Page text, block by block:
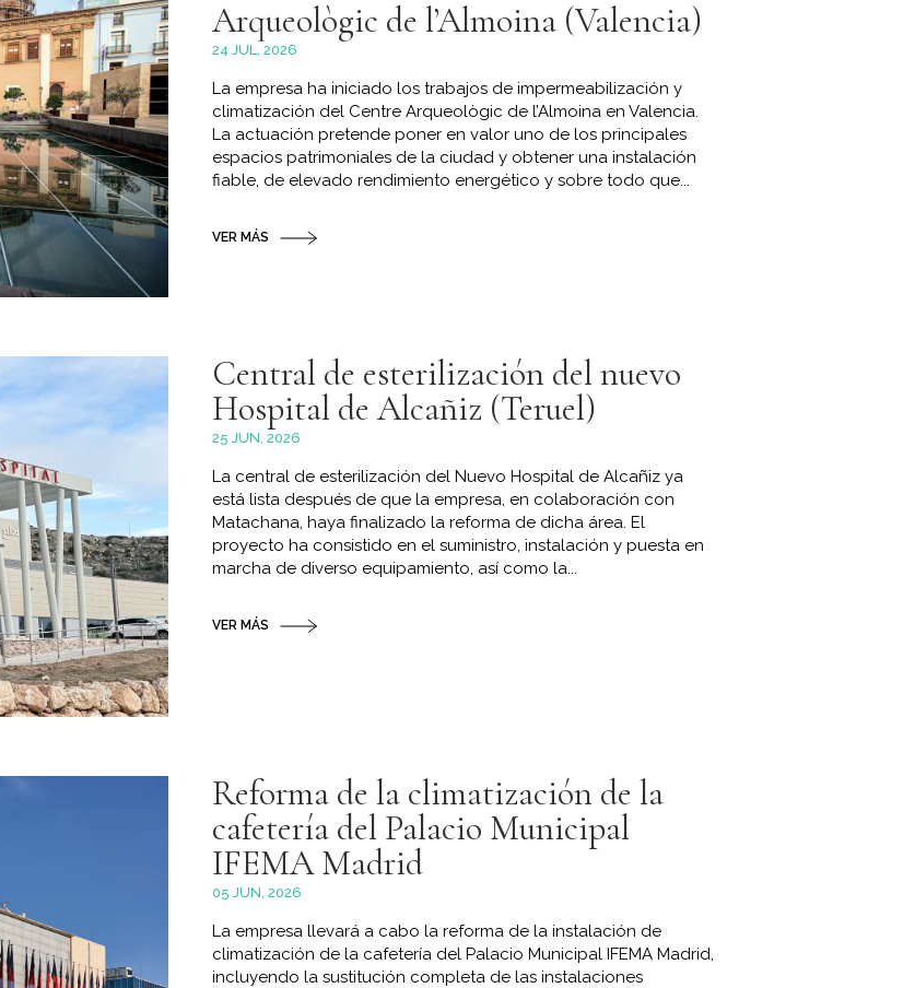
Arqueològic de l’Almoina (Valencia)
24 JUL, 2026
La empresa ha iniciado los trabajos de impermeabilización y
climatización del Centre Arqueològic de l’Almoina en Valencia.
La actuación pretende poner en valor uno de los principales
espacios patrimoniales de la ciudad y obtener una instalación
fiable, de elevado rendimiento energético y sobre todo que...
VER MÁS
Central de esterilización del nuevo
Hospital de Alcañiz (Teruel)
25 JUN, 2026
La central de esterilización del Nuevo Hospital de Alcañiz ya
está lista después de que la empresa, en colaboración con
Matachana, haya finalizado la reforma de dicha área. El
proyecto ha consistido en el suministro, instalación y puesta en
marcha de diverso equipamiento, así como la...
VER MÁS
Reforma de la climatización de la
cafetería del Palacio Municipal
IFEMA Madrid
05 JUN, 2026
La empresa llevará a cabo la reforma de la instalación de
climatización de la cafetería del Palacio Municipal IFEMA Madrid,
incluyendo la sustitución completa de las instalaciones